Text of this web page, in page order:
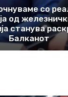
со
од
станува
Балканот